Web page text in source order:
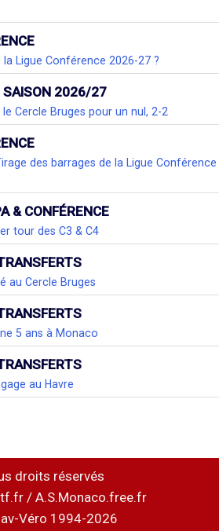
la Ligue Conférence 2026-27 ?
SAISON 2026/27
Cercle Bruges pour un nul, 2-2
des barrages de la Ligue Conférence
& CONFÉRENCE
tour des C3 & C4
au Cercle Bruges
5 ans à Monaco
au Havre
droits réservés
/ A.S.Monaco.free.fr
Véro 1994-2026